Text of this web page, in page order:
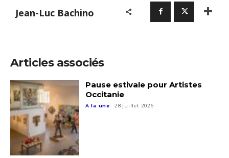
Jean-Luc Bachino
Articles associés
Pause estivale pour Artistes
Occitanie
A la une 28 juillet 2026